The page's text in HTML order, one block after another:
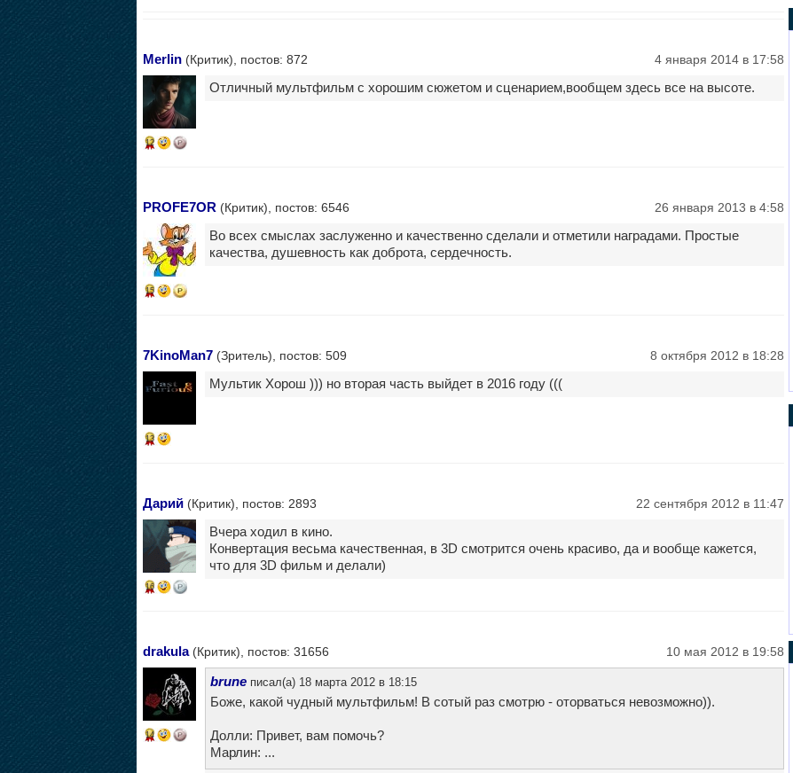
Merlin(Критик), постов: 872 4 января 2014 в 17:58
12
Отличный мультфильм с хорошим сюжетом и сценарием,вообщем здесь все на высоте.
PROFE7OR (Критик), постов: 6546 26 января 2013 в 4:58
15
Во всех смыслах заслуженно и качественно сделали и отметили наградами. Простые
качества, душевность как доброта, сердечность.
7KinoMan7(Зритель), постов: 509 8 октября 2012 в 18:28
13
Мультик Хорош ))) но вторая часть выйдет в 2016 году (((
Дарий(Критик), постов: 2893 22 сентября 2012 в 11:47
16
Вчера ходил в кино.
Конвертация весьма качественная, в 3D смотрится очень красиво, да и вообще кажется,
что для 3D фильм и делали)
drakula(Критик), постов: 31656 10 мая 2012 в 19:58
14
bruneписал(а) 18 марта 2012 в 18:15
Боже, какой чудный мультфильм! В сотый раз смотрю - оторваться невозможно)).
Долли: Привет, вам помочь?
Марлин: ...